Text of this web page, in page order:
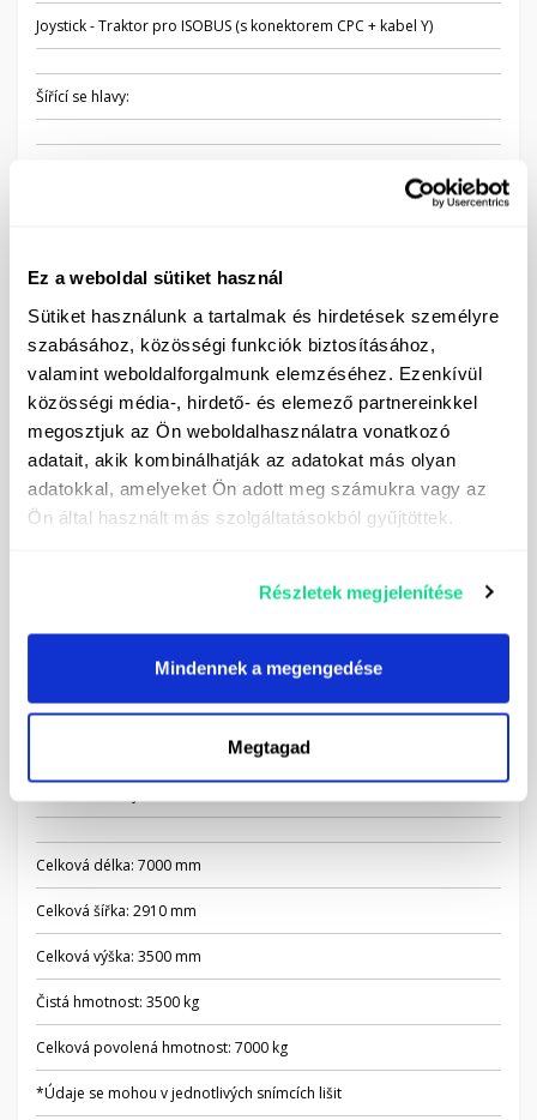
Ez a weboldal sütiket használ
Sütiket használunk a tartalmak és hirdetések személyre
szabásához, közösségi funkciók biztosításához,
valamint weboldalforgalmunk elemzéséhez. Ezenkívül
közösségi média-, hirdető- és elemező partnereinkkel
megosztjuk az Ön weboldalhasználatra vonatkozó
adatait, akik kombinálhatják az adatokat más olyan
adatokkal, amelyeket Ön adott meg számukra vagy az
Ön által használt más szolgáltatásokból gyűjtöttek.
Részletek megjelenítése
Mindennek a megengedése
Megtagad
Joystick - Traktor pro ISOBUS (s konektorem CPC + kabel Y)
Šířící se hlavy:
XR11005 (BARNA) - 48 kusů
AIXR110005 (BARNA) - 48 kusů
TWINJET TTJ60 - 11005 (BARNA) - 48 kusů
Další příslušenství:
Silniční osvětlení
Úložný box na nářadí
Celková délka: 7000 mm
Celková šířka: 2910 mm
Celková výška: 3500 mm
Čistá hmotnost: 3500 kg
Celková povolená hmotnost: 7000 kg
*Údaje se mohou v jednotlivých snímcích lišit